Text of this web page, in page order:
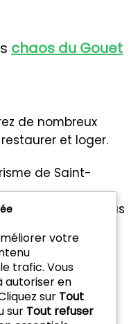
chaos du Gouet
de nombreux
et loger.
de Saint-
et vous
votre
trafic. Vous
autoriser en
sur Tout
sur Tout refuser